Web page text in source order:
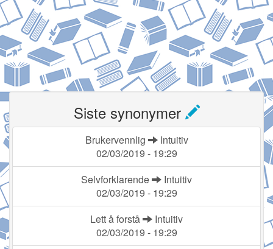
Siste synonymer
Brukervennlig
Intuitiv
02/03/2019 - 19:29
Selvforklarende
Intuitiv
02/03/2019 - 19:29
Lett å forstå
Intuitiv
02/03/2019 - 19:29